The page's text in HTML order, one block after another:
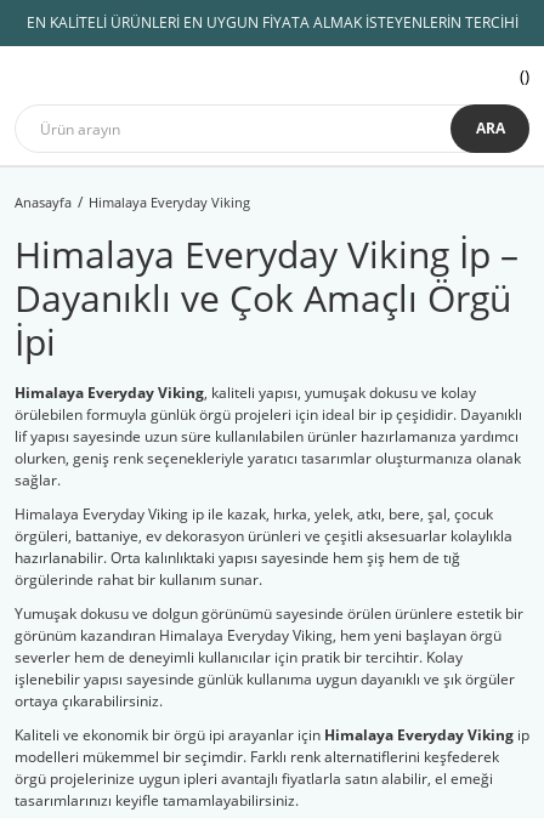
EN KALİTELİ ÜRÜNLERİ EN UYGUN FİYATA ALMAK İSTEYENLERİN TERCİHİ
ARA
Anasayfa Himalaya Everyday Viking
Himalaya Everyday Viking İp –
Dayanıklı ve Çok Amaçlı Örgü
İpi
Himalaya Everyday Viking, kaliteli yapısı, yumuşak dokusu ve kolay
örülebilen formuyla günlük örgü projeleri için ideal bir ip çeşididir. Dayanıklı
lif yapısı sayesinde uzun süre kullanılabilen ürünler hazırlamanıza yardımcı
olurken, geniş renk seçenekleriyle yaratıcı tasarımlar oluşturmanıza olanak
sağlar.
Himalaya Everyday Viking ip ile kazak, hırka, yelek, atkı, bere, şal, çocuk
örgüleri, battaniye, ev dekorasyon ürünleri ve çeşitli aksesuarlar kolaylıkla
hazırlanabilir. Orta kalınlıktaki yapısı sayesinde hem şiş hem de tığ
örgülerinde rahat bir kullanım sunar.
Yumuşak dokusu ve dolgun görünümü sayesinde örülen ürünlere estetik bir
görünüm kazandıran Himalaya Everyday Viking, hem yeni başlayan örgü
severler hem de deneyimli kullanıcılar için pratik bir tercihtir. Kolay
işlenebilir yapısı sayesinde günlük kullanıma uygun dayanıklı ve şık örgüler
ortaya çıkarabilirsiniz.
Kaliteli ve ekonomik bir örgü ipi arayanlar için Himalaya Everyday Viking ip
modelleri mükemmel bir seçimdir. Farklı renk alternatiflerini keşfederek
örgü projelerinize uygun ipleri avantajlı fiyatlarla satın alabilir, el emeği
tasarımlarınızı keyifle tamamlayabilirsiniz.